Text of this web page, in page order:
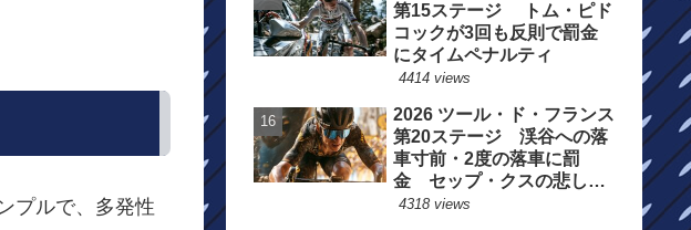
プルで、多発性
第15ステージ トム・ピド
コックが3回も反則で罰金
にタイムペナルティ
4414 views
2026 ツール・ド・フランス
第20ステージ 渓谷への落
車寸前・2度の落車に罰
金 セップ・クスの悲しい
一日
4318 views